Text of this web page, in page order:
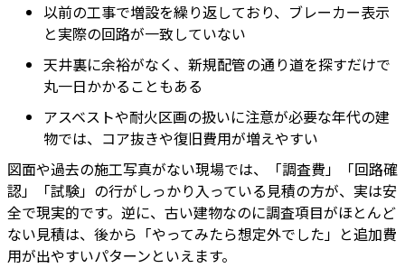
以前の工事で増設を繰り返しており、ブレーカー表示
と実際の回路が一致していない
天井裏に余裕がなく、新規配管の通り道を探すだけで
丸一日かかることもある
アスベストや耐火区画の扱いに注意が必要な年代の建
物では、コア抜きや復旧費用が増えやすい
図面や過去の施工写真がない現場では、「調査費」「回路確
認」「試験」の行がしっかり入っている見積の方が、実は安
全で現実的です。逆に、古い建物なのに調査項目がほとんど
ない見積は、後から「やってみたら想定外でした」と追加費
用が出やすいパターンといえます。